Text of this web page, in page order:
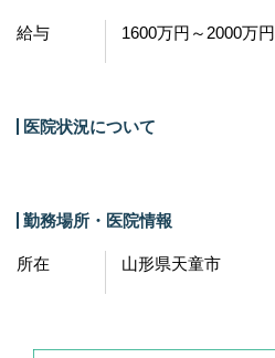
給与 1600万円～2000万円
医院状況について
勤務場所・医院情報
所在 山形県天童市